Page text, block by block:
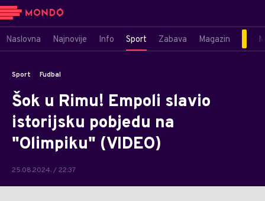
Naslovna Najnovije Info Sport Zabava Magazin
Sport Fudbal
Šok u Rimu! Empoli slavio
istorijsku pobjedu na
"Olimpiku" (VIDEO)
25.08.2024. / 22:37